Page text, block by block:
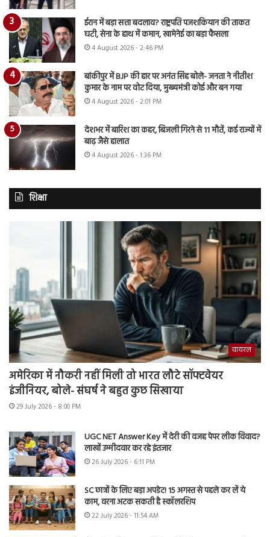
ईरान में बड़ा सत्ता बदलाव? राष्ट्रपति पजशकियान की ताकत
घटी, सेना के हाथ में कमान, खामेनेई का बड़ा फैसला
4 August 2026 - 2:46 PM
बांकीपुर में BJP की हार पर अनंत सिंह बोले- जनता ने नीतीश
कुमार के नाम पर वोट दिया, मुख्यमंत्री कोई और बन गया
4 August 2026 - 2:01 PM
देशभर में बारिश का कहर, बिजली गिरने से 11 मौतें, कई राज्यों में
बाढ़ जैसे हालात
4 August 2026 - 1:36 PM
शिक्षा
वायरल
अमेरिका में नौकरी नहीं मिली तो भारत लौटे सॉफ्टवेयर
इंजीनियर, बोले- संघर्ष ने बहुत कुछ सिखाया
29 July 2026 - 8:00 PM
UGC NET Answer Key में देरी की वजह पेपर लीक विवाद?
लाखों उम्मीदवार कर रहे इंतजार
26 July 2026 - 6:11 PM
SC छात्रों के लिए बड़ा अपडेट! 15 अगस्त से पहले कर लें ये
काम, वरना अटक सकती है स्कॉलरशिप
22 July 2026 - 11:54 AM